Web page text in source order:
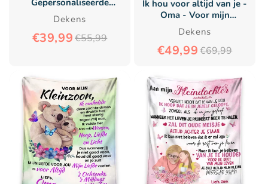
Gepersonaliseerde
Premium Deken™ Ver.2
Dekens
€39,99€55,99
Ik hou voor altijd van je -
Oma - Voor mijn
kleindochter / Voor mijn
kleinzoon - Premium
Deken™
Dekens
€49,99€69,99